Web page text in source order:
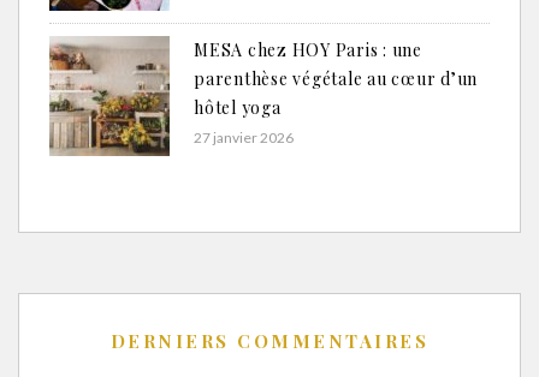
MESA chez HOY Paris : une
parenthèse végétale au cœur d’un
hôtel yoga
27 janvier 2026
DERNIERS COMMENTAIRES